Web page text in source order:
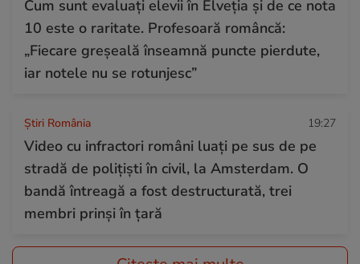
Cum sunt evaluați elevii în Elveția și de ce nota
10 este o raritate. Profesoară româncă:
„Fiecare greșeală înseamnă puncte pierdute,
iar notele nu se rotunjesc”
Știri România 19:27
Video cu infractori români luați pe sus de pe
stradă de polițiști în civil, la Amsterdam. O
bandă întreagă a fost destructurată, trei
membri prinși în țară